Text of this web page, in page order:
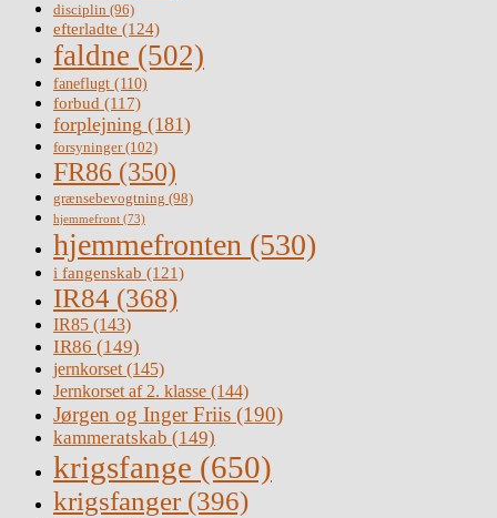
disciplin (96)
efterladte (124)
faldne (502)
faneflugt (110)
forbud (117)
forplejning (181)
forsyninger(102)
FR86 (350)
grænsebevogtning (98)
hjemmefront (73)
hjemmefronten (530)
i fangenskab (121)
IR84 (368)
IR85 (143)
IR86 (149)
jernkorset(145)
Jernkorset af 2. klasse (144)
Jørgen og Inger Friis (190)
kammeratskab (149)
krigsfange (650)
krigsfanger (396)